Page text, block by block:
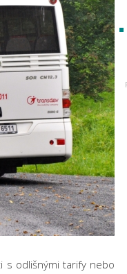
s odlišnými tarify nebo